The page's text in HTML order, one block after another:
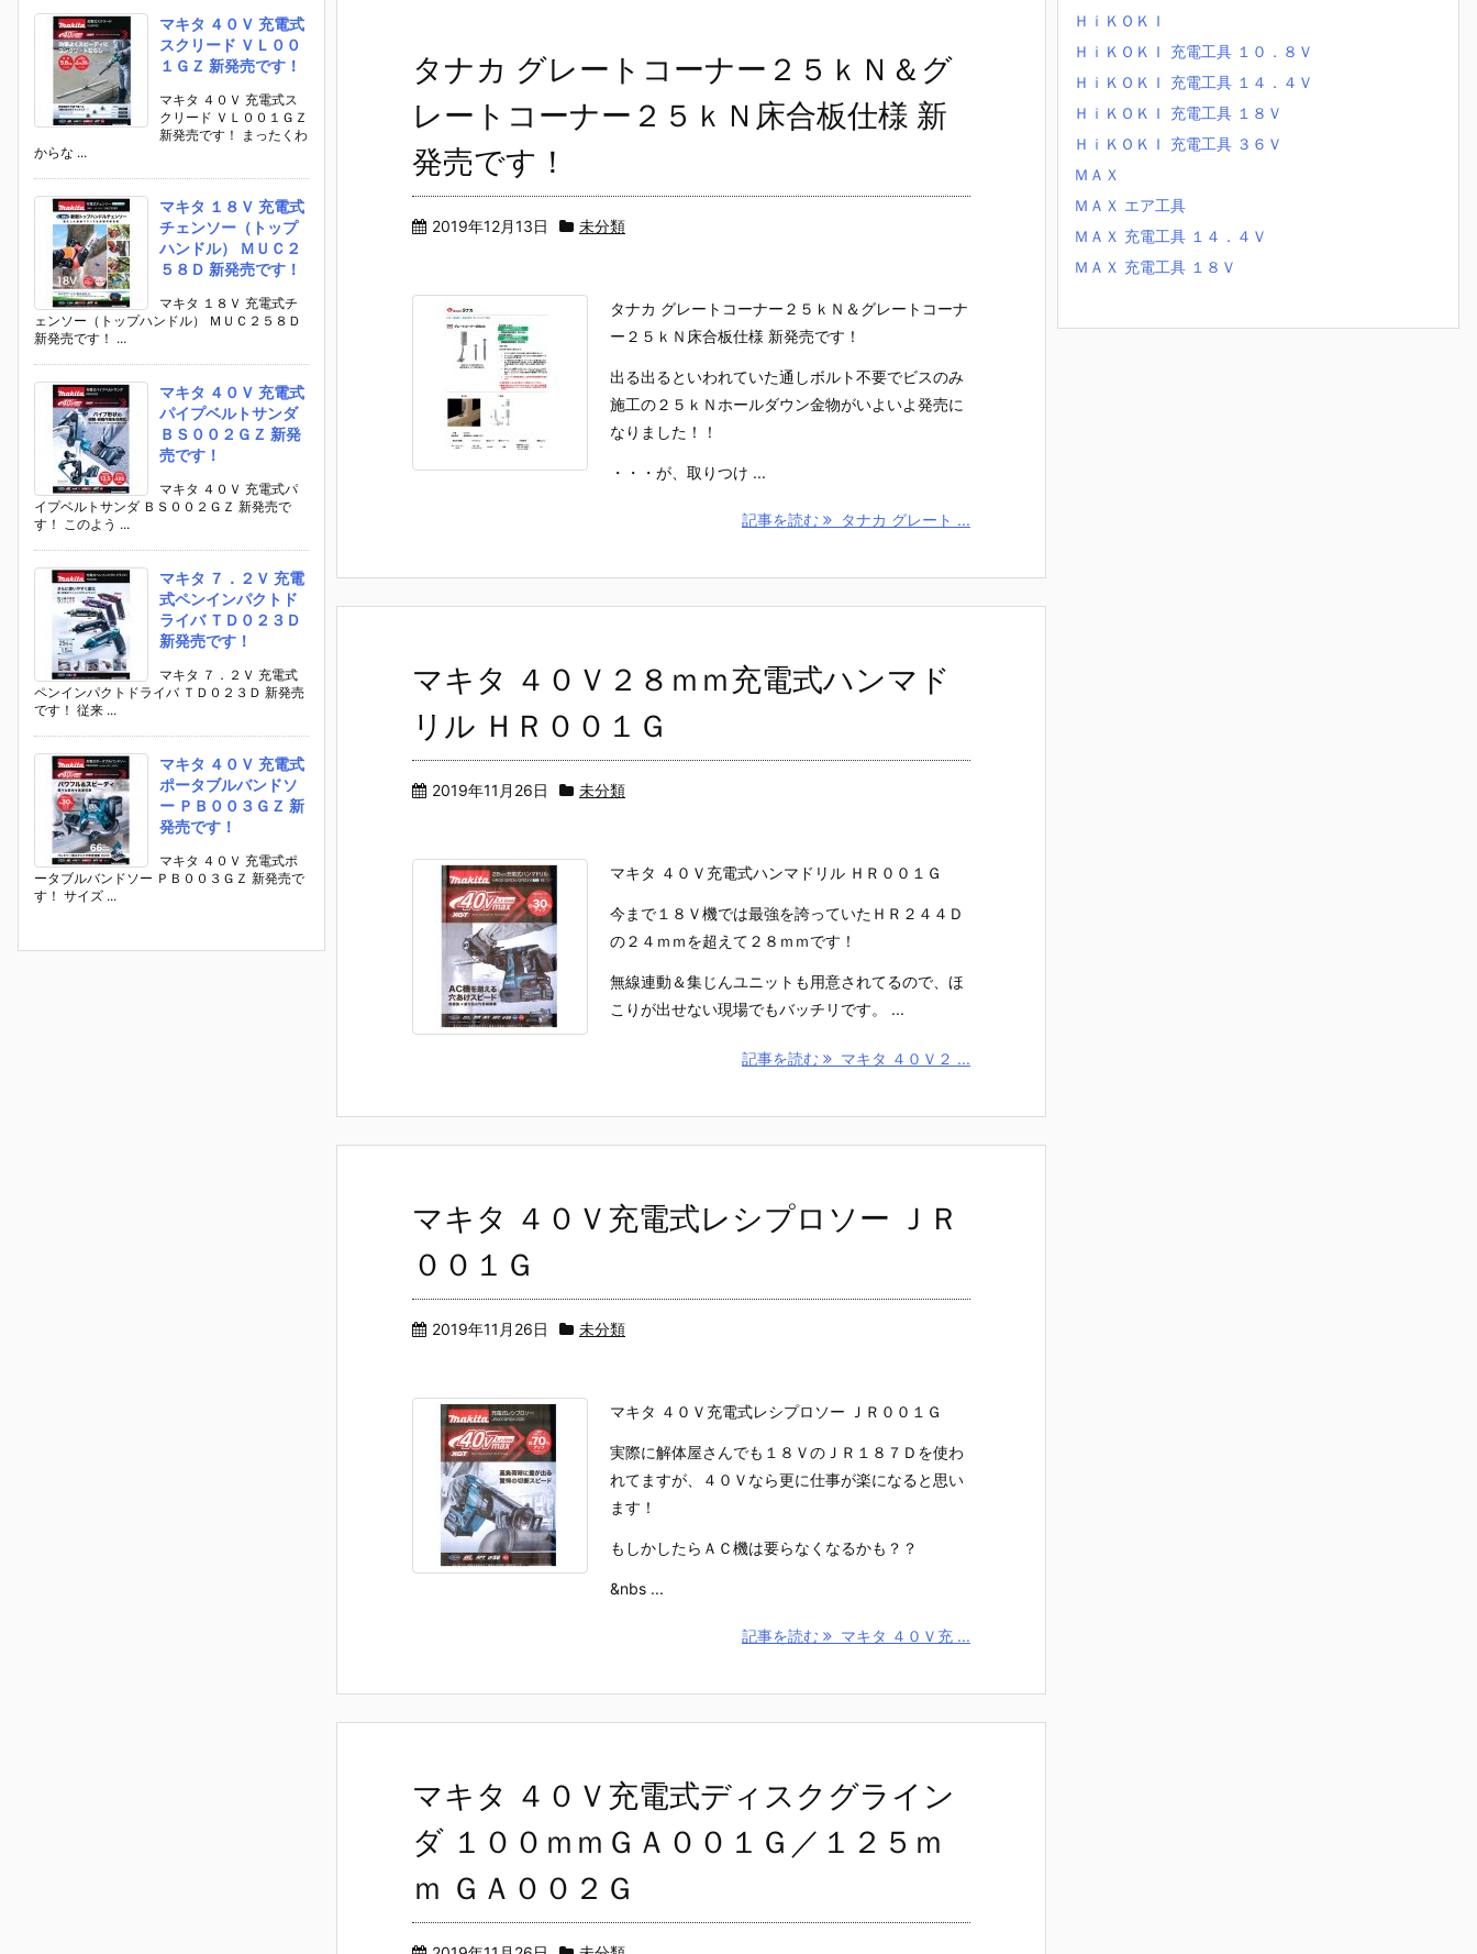
タナカ グレートコーナー２５ｋＮ＆グ
レートコーナー２５ｋＮ床合板仕様 新
発売です！
2019年12月13日 未分類
タナカ グレートコーナー２５ｋＮ＆グレートコーナ
ー２５ｋＮ床合板仕様 新発売です！
出る出るといわれていた通しボルト不要でビスのみ
施工の２５ｋＮホールダウン金物がいよいよ発売に
なりました！！
・・・が、取りつけ ...
記事を読む タナカ グレート ...
マキタ ４０Ｖ２８ｍｍ充電式ハンマド
リル ＨＲ００１Ｇ
2019年11月26日 未分類
マキタ ４０Ｖ充電式ハンマドリル ＨＲ００１Ｇ
今まで１８Ｖ機では最強を誇っていたＨＲ２４４Ｄ
の２４ｍｍを超えて２８ｍｍです！
無線連動＆集じんユニットも用意されてるので、ほ
こりが出せない現場でもバッチリです。 ...
記事を読む マキタ ４０Ｖ２ ...
マキタ ４０Ｖ充電式レシプロソー ＪＲ
００１Ｇ
2019年11月26日 未分類
マキタ ４０Ｖ充電式レシプロソー ＪＲ００１Ｇ
実際に解体屋さんでも１８ＶのＪＲ１８７Ｄを使わ
れてますが、４０Ｖなら更に仕事が楽になると思い
ます！
もしかしたらＡＣ機は要らなくなるかも？？
&nbs ...
記事を読む マキタ ４０Ｖ充 ...
マキタ ４０Ｖ充電式ディスクグライン
ダ １００ｍｍＧＡ００１Ｇ／１２５ｍ
ｍ ＧＡ００２Ｇ
マキタ ４０Ｖ 充電式
スクリード ＶＬ００
１ＧＺ 新発売です！
マキタ ４０Ｖ 充電式ス
クリード ＶＬ００１ＧＺ
新発売です！ まったくわ
からな ...
マキタ １８Ｖ 充電式
チェンソー（トップ
ハンドル） ＭＵＣ２
５８Ｄ 新発売です！
マキタ １８Ｖ 充電式チ
ェンソー（トップハンドル） ＭＵＣ２５８Ｄ
新発売です！ ...
マキタ ４０Ｖ 充電式
パイプベルトサンダ
ＢＳ００２ＧＺ 新発
売です！
マキタ ４０Ｖ 充電式パ
イプベルトサンダ ＢＳ００２ＧＺ 新発売で
す！ このよう ...
マキタ ７．２Ｖ 充電
式ペンインパクトド
ライバ ＴＤ０２３Ｄ
新発売です！
マキタ ７．２Ｖ 充電式
ペンインパクトドライバ ＴＤ０２３Ｄ 新発売
です！ 従来 ...
マキタ ４０Ｖ 充電式
ポータブルバンドソ
ー ＰＢ００３ＧＺ 新
発売です！
マキタ ４０Ｖ 充電式ポ
ータブルバンドソー ＰＢ００３ＧＺ 新発売で
す！ サイズ ...
ＨｉＫＯＫＩ
ＨｉＫＯＫＩ 充電工具 １０．８Ｖ
ＨｉＫＯＫＩ 充電工具 １４．４Ｖ
ＨｉＫＯＫＩ 充電工具 １８Ｖ
ＨｉＫＯＫＩ 充電工具 ３６Ｖ
ＭＡＸ
ＭＡＸ エア工具
ＭＡＸ 充電工具 １４．４Ｖ
ＭＡＸ 充電工具 １８Ｖ